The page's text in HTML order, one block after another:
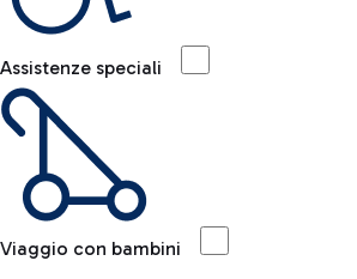
Assistenze speciali
Viaggio con bambini